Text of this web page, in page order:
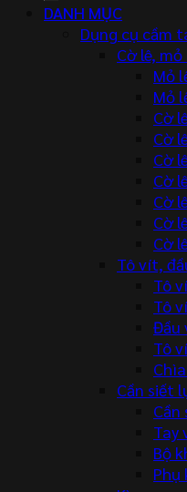
DANH MỤC
Dụng cụ cầm
Cờ lê,
Mỏ
Mỏ
Cờ
Cờ
Cờ
Cờ
Cờ
Cờ
Cờ
Tô vít,
Tô
Tô
Đầu
Tô
Cần siết
Tay
Bộ
Phụ